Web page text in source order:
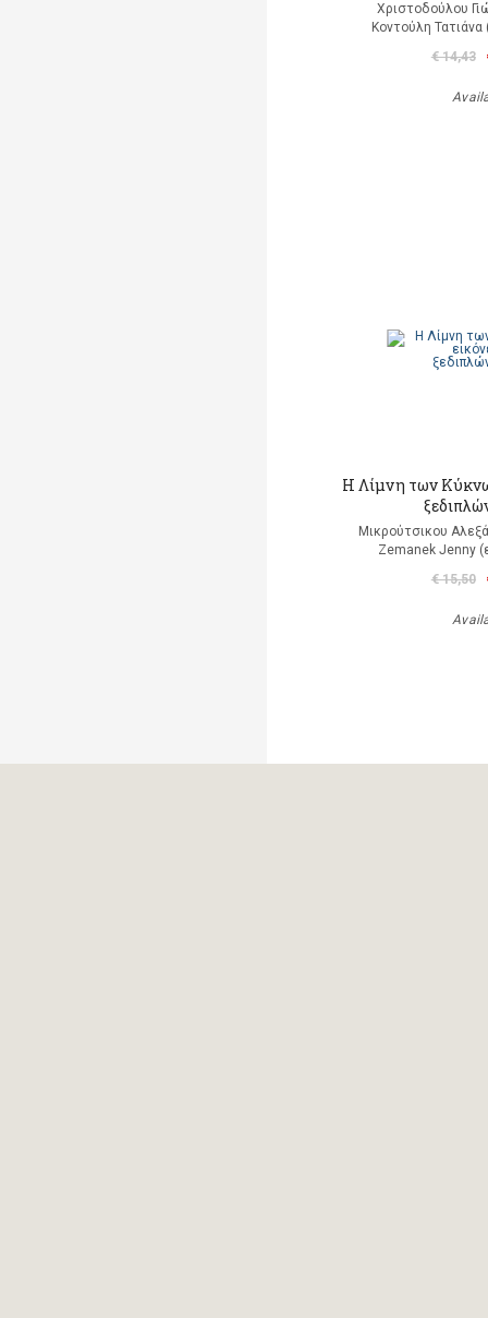
Χριστοδούλου
Κοντούλη
€ 14,43
Η Λίμνη των
Μικρούτσικου
Zemanek Jenny
€ 15,50